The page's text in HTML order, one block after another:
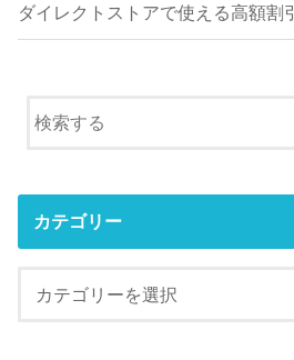
ダイレクトストアで使える高額割
カテゴリー